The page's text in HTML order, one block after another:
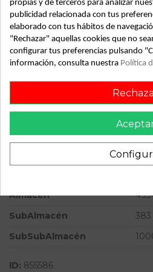
Año fabricación
2019
Código motor
Kilometraje
Combustible
Versión
* |
Almacén
SubAlmacén
383
SubSubAlmacén
ID: 855586
propias y de terceros para analizar
publicidad relacionada con tus
elaborado con tus hábitos de
"Rechazar" aquellas cookies que no
configurar tus preferencias pulsando
información, consulta nuestra Política